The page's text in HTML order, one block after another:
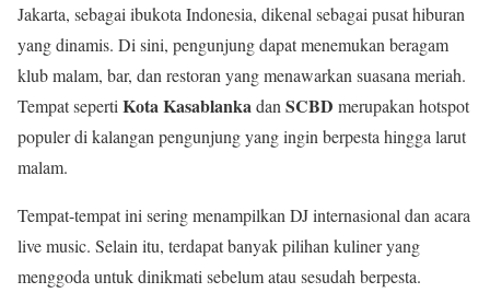
Jakarta, sebagai ibukota Indonesia, dikenal sebagai pusat hiburan
yang dinamis. Di sini, pengunjung dapat menemukan beragam
klub malam, bar, dan restoran yang menawarkan suasana meriah.
Tempat seperti Kota Kasablankadan SCBD merupakan hotspot
populer di kalangan pengunjung yang ingin berpesta hingga larut
malam.
Tempat-tempat ini sering menampilkan DJ internasional dan acara
live music. Selain itu, terdapat banyak pilihan kuliner yang
menggoda untuk dinikmati sebelum atau sesudah berpesta.